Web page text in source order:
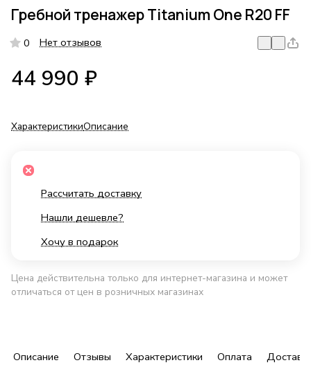
Гребной тренажер Titanium One R20 FF
0 Нет отзывов
44 990 ₽
ХарактеристикиОписание
Рассчитать доставку
Нашли дешевле?
Хочу в подарок
Цена действительна только для интернет-магазина и может
отличаться от цен в розничных магазинах
Описание Отзывы Характеристики Оплата